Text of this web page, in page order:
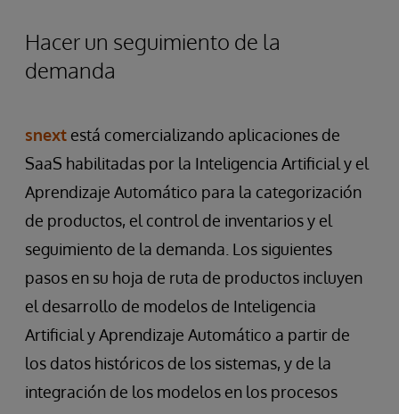
Hacer un seguimiento de la
demanda
snext está comercializando aplicaciones de
SaaS habilitadas por la Inteligencia Artificial y el
Aprendizaje Automático para la categorización
de productos, el control de inventarios y el
seguimiento de la demanda. Los siguientes
pasos en su hoja de ruta de productos incluyen
el desarrollo de modelos de Inteligencia
Artificial y Aprendizaje Automático a partir de
los datos históricos de los sistemas, y de la
integración de los modelos en los procesos